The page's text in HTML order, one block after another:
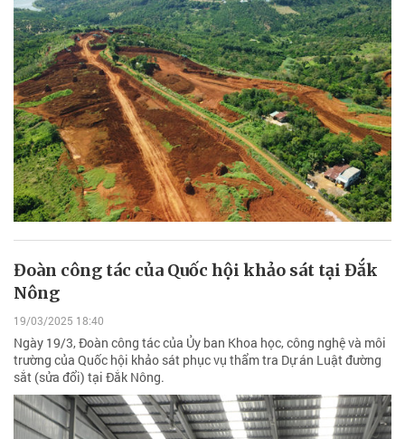
Đoàn công tác của Quốc hội khảo sát tại Đắk
Nông
19/03/2025 18:40
Ngày 19/3, Đoàn công tác của Ủy ban Khoa học, công nghệ và môi
trường của Quốc hội khảo sát phục vụ thẩm tra Dự án Luật đường
sắt (sửa đổi) tại Đắk Nông.